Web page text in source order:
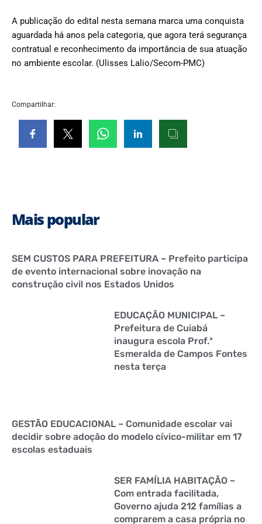
A publicação do edital nesta semana marca uma conquista
aguardada há anos pela categoria, que agora terá segurança
contratual e reconhecimento da importância de sua atuação
no ambiente escolar. (Ulisses Lalio/Secom-PMC)
Compartilhar:
Mais popular
SEM CUSTOS PARA PREFEITURA – Prefeito participa
de evento internacional sobre inovação na
construção civil nos Estados Unidos
EDUCAÇÃO MUNICIPAL –
Prefeitura de Cuiabá
inaugura escola Prof.ª
Esmeralda de Campos Fontes
nesta terça
GESTÃO EDUCACIONAL – Comunidade escolar vai
decidir sobre adoção do modelo cívico-militar em 17
escolas estaduais
SER FAMÍLIA HABITAÇÃO –
Com entrada facilitada,
Governo ajuda 212 famílias a
comprarem a casa própria no